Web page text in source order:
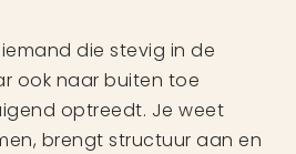
die stevig in de
ook naar buiten toe
optreedt. Je weet
brengt structuur aan en